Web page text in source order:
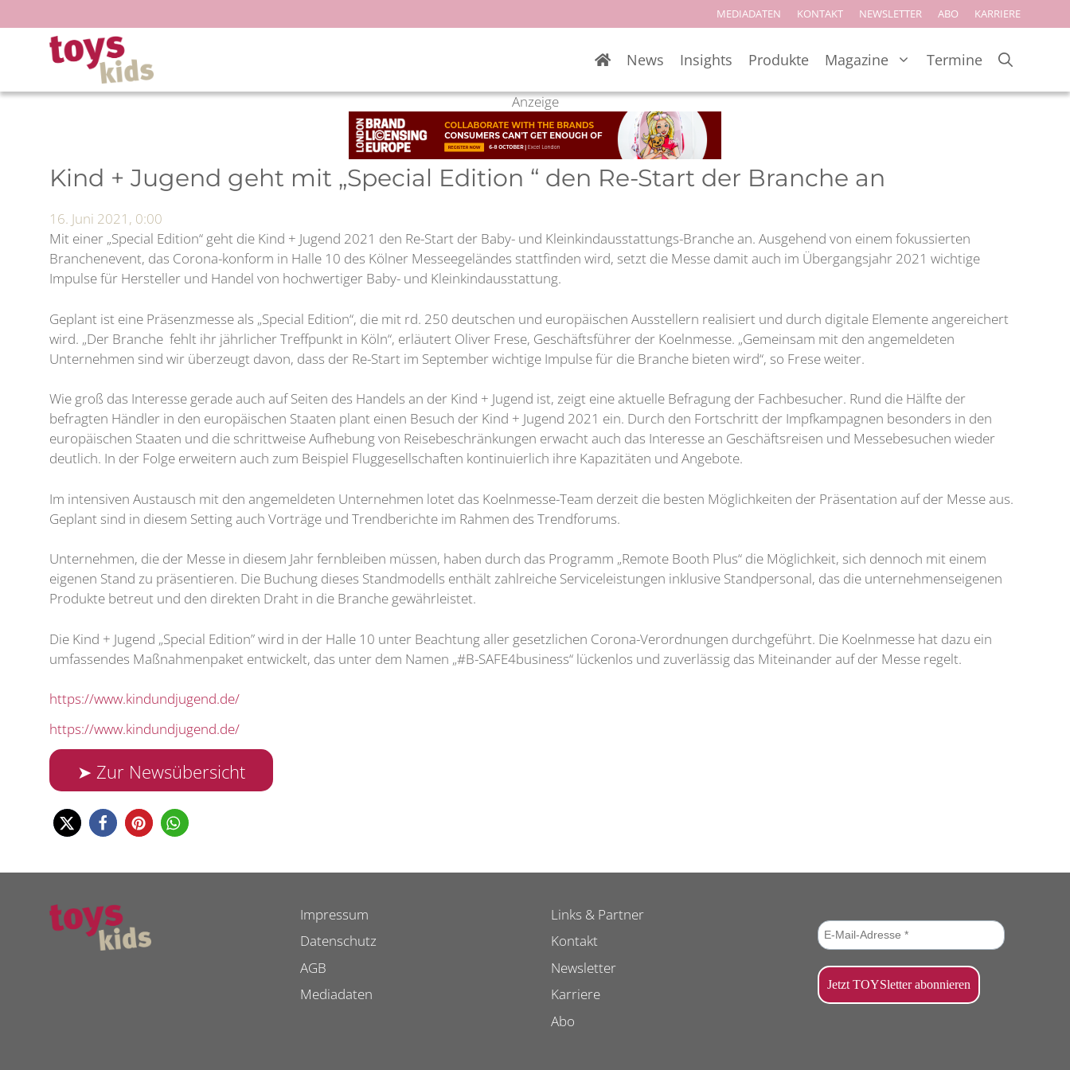
Inhalt
springen
MEDIADATEN KONTAKT NEWSLETTER ABO KARRIERE
News Insights Produkte Magazine Termine
Anzeige
Kind + Jugend geht mit „Special Edition “ den Re-Start der Branche an
16. Juni 2021, 0:00
Mit einer „Special Edition“ geht die Kind + Jugend 2021 den Re-Start der Baby- und Kleinkindausstattungs-Branche an. Ausgehend von einem fokussierten
Branchenevent, das Corona-konform in Halle 10 des Kölner Messeegeländes stattfinden wird, setzt die Messe damit auch im Übergangsjahr 2021 wichtige
Impulse für Hersteller und Handel von hochwertiger Baby- und Kleinkindausstattung.
Geplant ist eine Präsenzmesse als „Special Edition“, die mit rd. 250 deutschen und europäischen Ausstellern realisiert und durch digitale Elemente angereichert
wird. „Der Branche fehlt ihr jährlicher Treffpunkt in Köln“, erläutert Oliver Frese, Geschäftsführer der Koelnmesse. „Gemeinsam mit den angemeldeten
Unternehmen sind wir überzeugt davon, dass der Re-Start im September wichtige Impulse für die Branche bieten wird“, so Frese weiter.
Wie groß das Interesse gerade auch auf Seiten des Handels an der Kind + Jugend ist, zeigt eine aktuelle Befragung der Fachbesucher. Rund die Hälfte der
befragten Händler in den europäischen Staaten plant einen Besuch der Kind + Jugend 2021 ein. Durch den Fortschritt der Impfkampagnen besonders in den
europäischen Staaten und die schrittweise Aufhebung von Reisebeschränkungen erwacht auch das Interesse an Geschäftsreisen und Messebesuchen wieder
deutlich. In der Folge erweitern auch zum Beispiel Fluggesellschaften kontinuierlich ihre Kapazitäten und Angebote.
Im intensiven Austausch mit den angemeldeten Unternehmen lotet das Koelnmesse-Team derzeit die besten Möglichkeiten der Präsentation auf der Messe aus.
Geplant sind in diesem Setting auch Vorträge und Trendberichte im Rahmen des Trendforums.
Unternehmen, die der Messe in diesem Jahr fernbleiben müssen, haben durch das Programm „Remote Booth Plus“ die Möglichkeit, sich dennoch mit einem
eigenen Stand zu präsentieren. Die Buchung dieses Standmodells enthält zahlreiche Serviceleistungen inklusive Standpersonal, das die unternehmenseigenen
Produkte betreut und den direkten Draht in die Branche gewährleistet.
Die Kind + Jugend „Special Edition” wird in der Halle 10 unter Beachtung aller gesetzlichen Corona-Verordnungen durchgeführt. Die Koelnmesse hat dazu ein
umfassendes Maßnahmenpaket entwickelt, das unter dem Namen „#B-SAFE4business“ lückenlos und zuverlässig das Miteinander auf der Messe regelt.
https://www.kindundjugend.de/
https://www.kindundjugend.de/
➤ Zur Newsübersicht
Impressum
Datenschutz
AGB
Mediadaten
Links & Partner
Kontakt
Newsletter
Karriere
Abo